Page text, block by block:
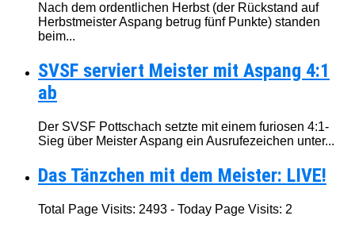
Nach dem ordentlichen Herbst (der Rückstand auf
Herbstmeister Aspang betrug fünf Punkte) standen
beim...
SVSF serviert Meister mit Aspang 4:1
ab
Der SVSF Pottschach setzte mit einem furiosen 4:1-
Sieg über Meister Aspang ein Ausrufezeichen unter...
Das Tänzchen mit dem Meister: LIVE!
Total Page Visits: 2493 - Today Page Visits: 2